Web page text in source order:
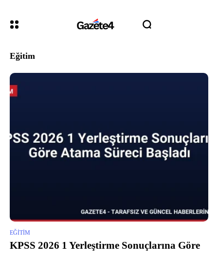
Eğitim
EĞITIM
KPSS 2026 1 Yerleştirme Sonuçlarına Göre